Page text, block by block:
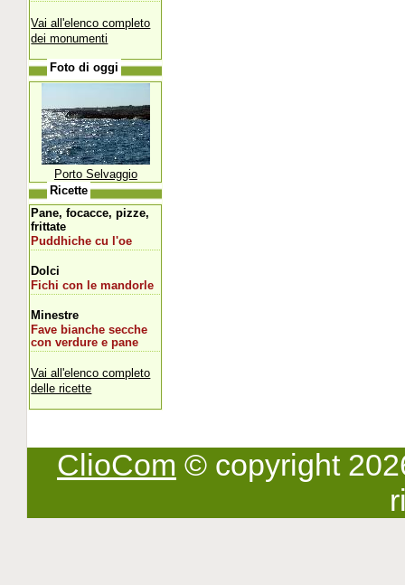
Vai all'elenco completo
dei monumenti
Foto di oggi
Porto Selvaggio
Ricette
Pane, focacce, pizze,
frittate
Puddhiche cu l'oe
Dolci
Fichi con le mandorle
Minestre
Fave bianche secche
con verdure e pane
Vai all'elenco completo
delle ricette
ClioCom © copyright